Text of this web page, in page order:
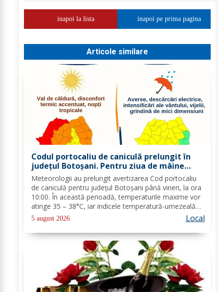
inapoi la lista inapoi pe prima pagina
Articole similare
Codul portocaliu de caniculă prelungit în
județul Botoșani. Pentru ziua de mâine
sunt prognozate și furtuni
Meteorologii au prelungit avertizarea Cod portocaliu
de caniculă pentru județul Botoșani până vineri, la ora
10:00. În această perioadă, temperaturile maxime vor
atinge 35 – 38°C, iar indicele temperatură-umezeală
va depăși pragul critic de 80 de unități. Nopțile vor
rămâne tropicale, cu minime...
5 august 2026 Local